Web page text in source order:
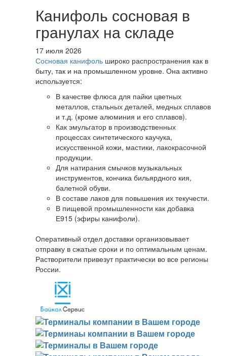
Канифоль сосновая в
гранулах на складе
17 июля 2026
Сосновая канифоль широко распространения как в
быту, так и на промышленном уровне. Она активно
используется:
В качестве флюса для пайки цветных
металлов, стальных деталей, медных сплавов
и т.д. (кроме алюминия и его сплавов).
Как эмульгатор в производственных
процессах синтетического каучука,
искусственной кожи, мастики, лакокрасочной
продукции.
Для натирания смычков музыкальных
инструментов, кончика бильярдного кия,
балетной обуви.
В составе лаков для повышения их текучести.
В пищевой промышленности как добавка
Е915 (эфиры канифоли).
Оперативный отдел доставки организовывает
отправку в сжатые сроки и по оптимальным ценам.
Растворители привезут практически во все регионы
России.